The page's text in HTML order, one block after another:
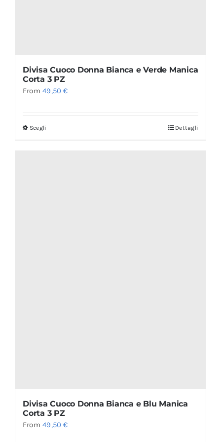
Divisa Cuoco Donna Bianca e Verde Manica
Corta 3 PZ
From49,50€
Scegli Dettagli
Divisa Cuoco Donna Bianca e Blu Manica
Corta 3 PZ
From49,50€